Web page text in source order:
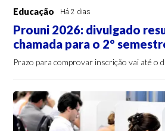
Educação Há 2 dias
Prouni 2026: divulgado
chamada para o 2º
Prazo para comprovar inscrição vai até o